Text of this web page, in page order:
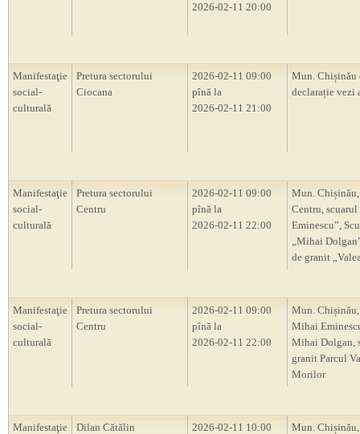
2026-02-11 20:00
Manifestaţie
social-
culturală
Pretura sectorului
Ciocana
2026-02-11 09:00
pînă la
2026-02-11 21:00
Mun. Chișinău
declarație vezi
Manifestaţie
social-
culturală
Pretura sectorului
Centru
2026-02-11 09:00
pînă la
2026-02-11 22:00
Mun. Chișinău,
Centru,
Eminescu”,
„Mihai
de granit
Manifestaţie
social-
culturală
Pretura sectorului
Centru
2026-02-11 09:00
pînă la
2026-02-11 22:00
Mun.
Mihai
Mihai Dolgan,
granit Parcul
Morilor
Manifestaţie
Dilan Cătălin
2026-02-11 10:00
Mun. Chișinău,